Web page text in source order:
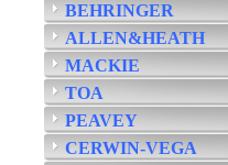
BEHRINGER
ALLEN&HEATH
MACKIE
TOA
PEAVEY
CERWIN-VEGA